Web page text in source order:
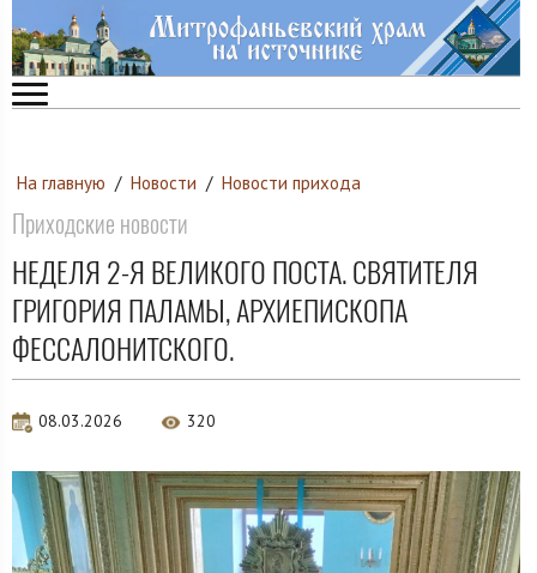
На главную / Новости / Новости прихода
Приходские новости
НЕДЕЛЯ 2-Я ВЕЛИКОГО ПОСТА. СВЯТИТЕЛЯ
ГРИГОРИЯ ПАЛАМЫ, АРХИЕПИСКОПА
ФЕССАЛОНИТСКОГО.
08.03.2026 320